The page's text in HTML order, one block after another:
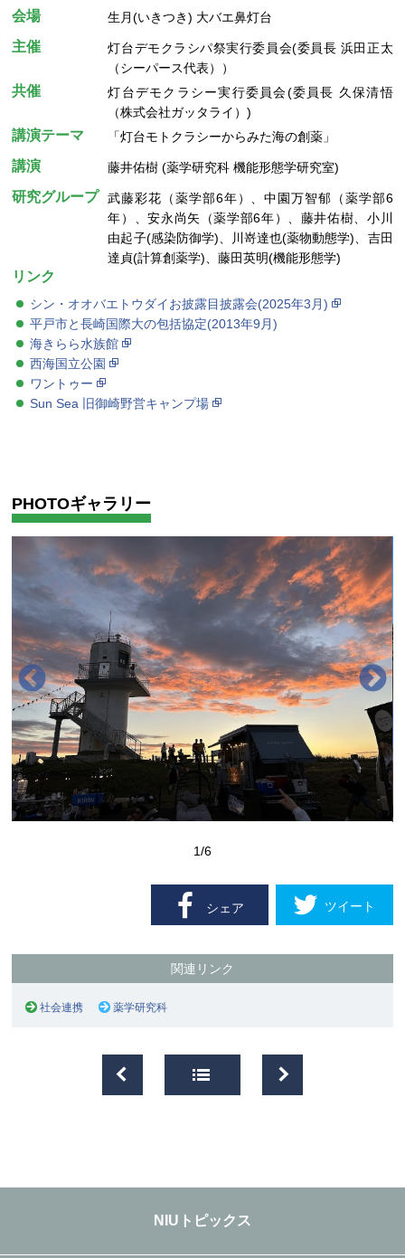
会場 生月(いきつき) 大バエ鼻灯台
主催
灯台デモクラシパ祭実行委員会(委員長 浜田正太
（シーパース代表））
共催
灯台デモクラシー実行委員会(委員長 久保清悟
（株式会社ガッタライ）)
講演テーマ 「灯台モトクラシーからみた海の創薬」
講演 藤井佑樹 (薬学研究科 機能形態学研究室)
研究グループ
武藤彩花（薬学部6年）、中園万智郁（薬学部6
年）、安永尚矢（薬学部6年）、藤井佑樹、小川
由起子(感染防御学)、川嵜達也(薬物動態学)、吉田
達貞(計算創薬学)、藤田英明(機能形態学)
リンク
シン・オオバエトウダイお披露目披露会(2025年3月)
平戸市と長崎国際大の包括協定(2013年9月)
海きらら水族館
西海国立公園
ワントゥー
Sun Sea 旧御崎野営キャンプ場
PHOTOギャラリー
1/6
シェア ツイート
関連リンク
社会連携 薬学研究科
NIUトピックス